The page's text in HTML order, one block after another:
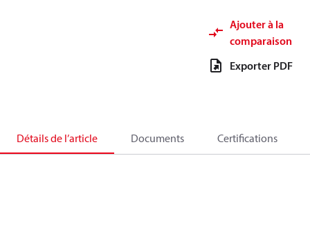
Ajouter à la
comparaison
Exporter PDF
Détails de l’article Documents Certifications